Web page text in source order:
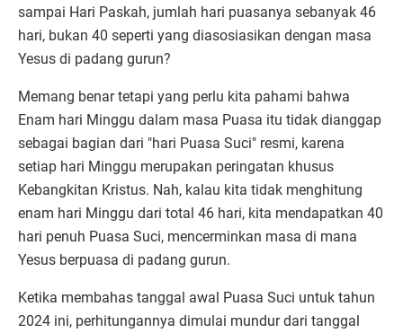
sampai Hari Paskah, jumlah hari puasanya sebanyak 46
hari, bukan 40 seperti yang diasosiasikan dengan masa
Yesus di padang gurun?
Memang benar tetapi yang perlu kita pahami bahwa
Enam hari Minggu dalam masa Puasa itu tidak dianggap
sebagai bagian dari "hari Puasa Suci" resmi, karena
setiap hari Minggu merupakan peringatan khusus
Kebangkitan Kristus. Nah, kalau kita tidak menghitung
enam hari Minggu dari total 46 hari, kita mendapatkan 40
hari penuh Puasa Suci, mencerminkan masa di mana
Yesus berpuasa di padang gurun.
Ketika membahas tanggal awal Puasa Suci untuk tahun
2024 ini, perhitungannya dimulai mundur dari tanggal